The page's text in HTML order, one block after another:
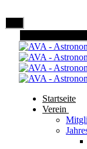
Startseite
Verein